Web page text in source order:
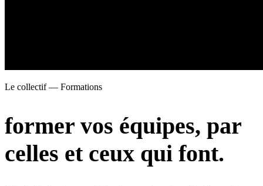
Le collectif — Formations
former vos équipes, par
celles et ceux qui font.